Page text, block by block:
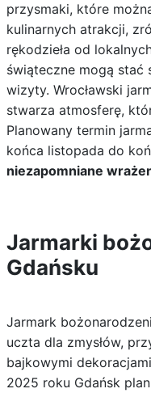
przysmaki, które
kulinarnych atrakcji,
rękodzieła od
świąteczne mogą stać
wizyty. Wrocławski
stwarza atmosferę,
Planowany termin
końca listopada do
niezapomniane
Jarmarki
Gdańsku
Jarmark
uczta dla zmysłów,
bajkowymi
2025 roku Gdańsk